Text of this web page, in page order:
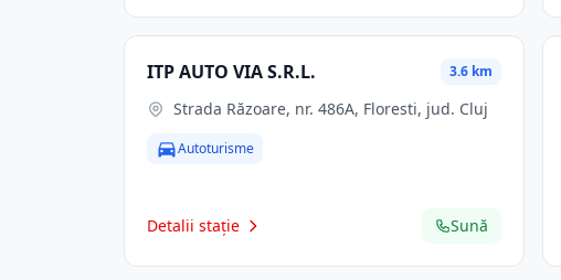
ITP AUTO VIA S.R.L. 3.6 km
Strada Răzoare, nr. 486A, Floresti, jud. Cluj
Autoturisme
Detalii stație Sună